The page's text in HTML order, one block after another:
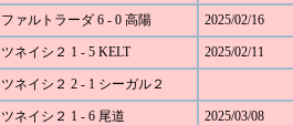
ファルトラーダ 6 - 0 高陽 2025/02/16
ツネイシ２ 1 - 5 KELT 2025/02/11
ツネイシ２ 2 - 1 シーガル２
ツネイシ２ 1 - 6 尾道 2025/03/08